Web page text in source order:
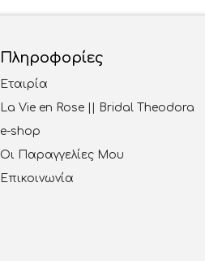
Πληροφορίες
Εταιρία
La Vie en Rose || Bridal Theodora
e-shop
Οι Παραγγελίες Μου
Επικοινωνία